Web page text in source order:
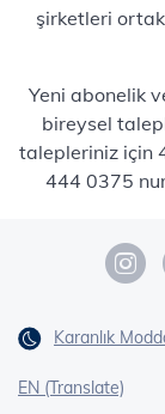
şirketleri
Yeni abonelik
bireysel
talepleriniz için
444 0375
Karanlık
EN (Translate)